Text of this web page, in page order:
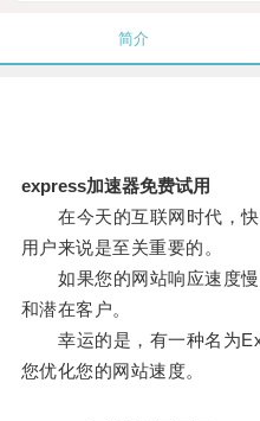
简介
express加速器免费试用
在今天的互联网时代，快
用户来说是至关重要的。
如果您的网站响应速度慢
和潜在客户。
幸运的是，有一种名为
您优化您的网站速度。